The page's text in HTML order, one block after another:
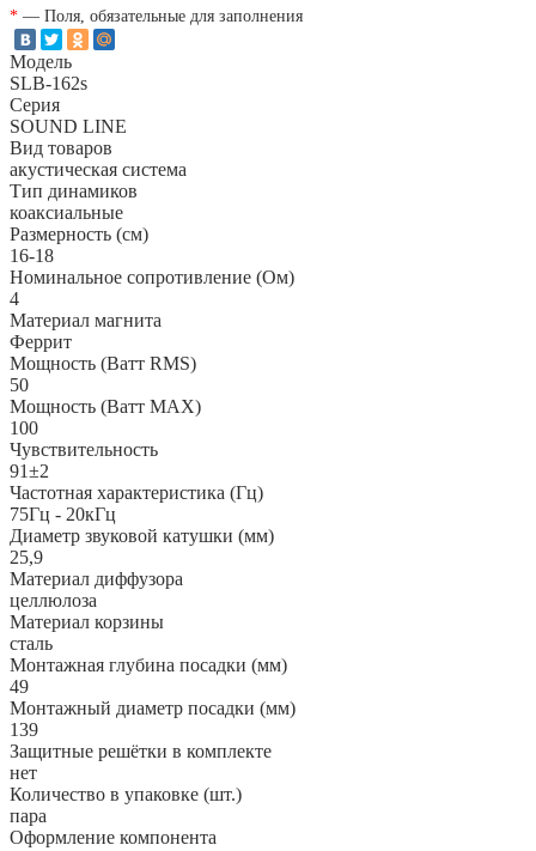
* — Поля, обязательные для заполнения
Модель
SLB-162s
Серия
SOUND LINE
Вид товаров
акустическая система
Тип динамиков
коаксиальные
Размерность (см)
16-18
Номинальное сопротивление (Ом)
4
Материал магнита
Феррит
Мощность (Ватт RMS)
50
Мощность (Ватт MAX)
100
Чувствительность
91±2
Частотная характеристика (Гц)
75Гц - 20кГц
Диаметр звуковой катушки (мм)
25,9
Материал диффузора
целлюлоза
Материал корзины
сталь
Монтажная глубина посадки (мм)
49
Монтажный диаметр посадки (мм)
139
Защитные решётки в комплекте
нет
Количество в упаковке (шт.)
пара
Оформление компонента